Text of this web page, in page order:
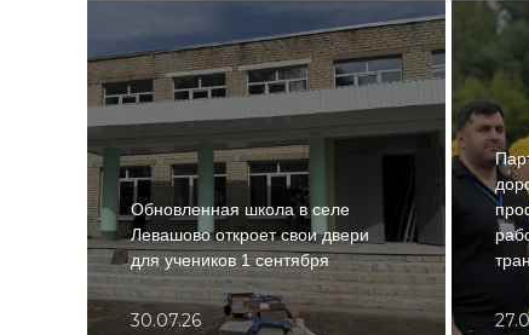
Обновленная школа в селе
Левашово откроет свои двери
для учеников 1 сентября
30.07.26